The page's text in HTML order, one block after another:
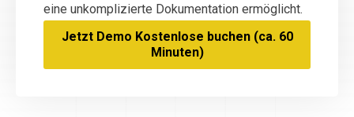
eine unkomplizierte Dokumentation ermöglicht.
Jetzt Demo Kostenlose buchen (ca. 60
Minuten)